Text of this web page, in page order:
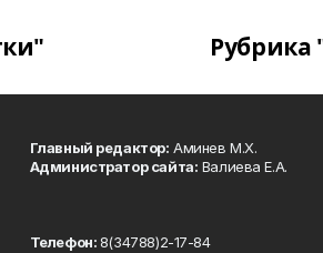
Главный редактор: Аминев М.Х.
Администратор сайта: Валиева Е.А.
Телефон:8(34788)2-17-84